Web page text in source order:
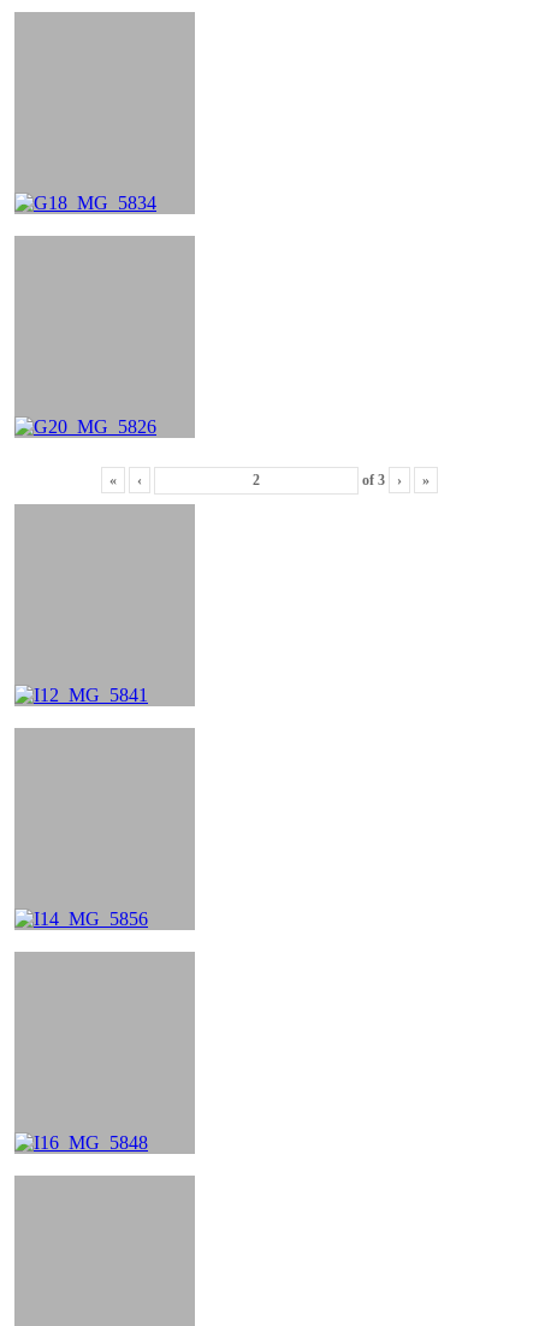
« ‹ of 3 › »